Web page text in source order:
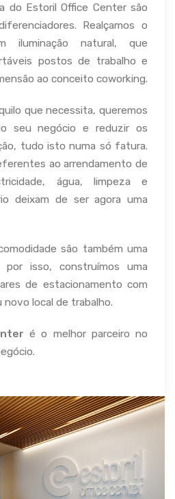
do Estoril Office Center são
Realçamos o
iluminação natural, que
postos de trabalho e
ao conceito coworking.
que necessita, queremos
seu negócio e reduzir os
tudo isto numa só fatura.
ao arrendamento de
água, limpeza e
deixam de ser agora uma
são também uma
por isso, construímos uma
de estacionamento com
local de trabalho.
é o melhor parceiro no